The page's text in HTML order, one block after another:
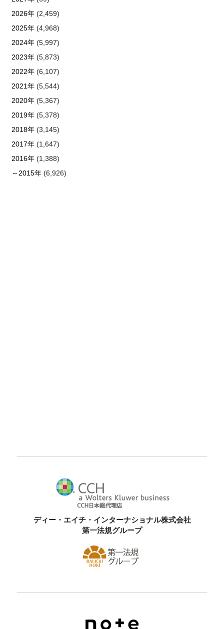
2026年(2,459)
2025年(4,968)
2024年(5,997)
2023年(5,873)
2022年(6,107)
2021年(5,544)
2020年(5,367)
2019年(5,378)
2018年(3,145)
2017年(1,647)
2016年(1,388)
～2015年(6,926)
ディー・エイチ・インターナショナル株式会社
第一法規グループ